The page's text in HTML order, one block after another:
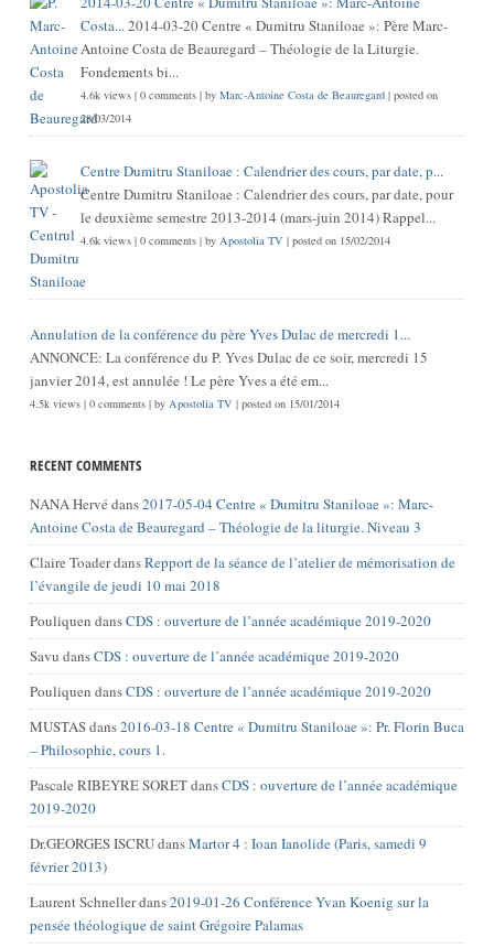
Costa...2014-03-20 Centre « Dumitru Staniloae »: Père Marc-
Antoine Costa de Beauregard – Théologie de la Liturgie.
Fondements bi...
4.6k views| 0 comments| by Marc-Antoine Costa de Beauregard| posted on
28/03/2014
Centre Dumitru Staniloae : Calendrier des cours, par date, p...
Centre Dumitru Staniloae : Calendrier des cours, par date, pour
le deuxième semestre 2013-2014 (mars-juin 2014) Rappel...
4.6k views| 0 comments| by Apostolia TV | posted on 15/02/2014
Annulation de la conférence du père Yves Dulac de mercredi 1...
ANNONCE: La conférence du P. Yves Dulac de ce soir, mercredi 15
janvier 2014, est annulée ! Le père Yves a été em...
4.5k views| 0 comments| by Apostolia TV | posted on 15/01/2014
RECENT COMMENTS
NANA Hervé dans2017-05-04 Centre « Dumitru Staniloae »: Marc-
Antoine Costa de Beauregard – Théologie de la liturgie. Niveau 3
Claire ToaderdansRepport de la séance de l’atelier de mémorisation de
l’évangile de jeudi 10 mai 2018
Pouliquen dansCDS : ouverture de l’année académique 2019-2020
Savu dansCDS : ouverture de l’année académique 2019-2020
Pouliquen dansCDS : ouverture de l’année académique 2019-2020
MUSTASdans2016-03-18 Centre « Dumitru Staniloae »: Pr. Florin Buca
– Philosophie, cours 1.
Pascale RIBEYRE SORETdansCDS : ouverture de l’année académique
2019-2020
Dr.GEORGES ISCRUdansMartor 4 : Ioan Ianolide (Paris, samedi 9
février 2013)
Laurent Schnellerdans2019-01-26 Conférence Yvan Koenig sur la
pensée théologique de saint Grégoire Palamas